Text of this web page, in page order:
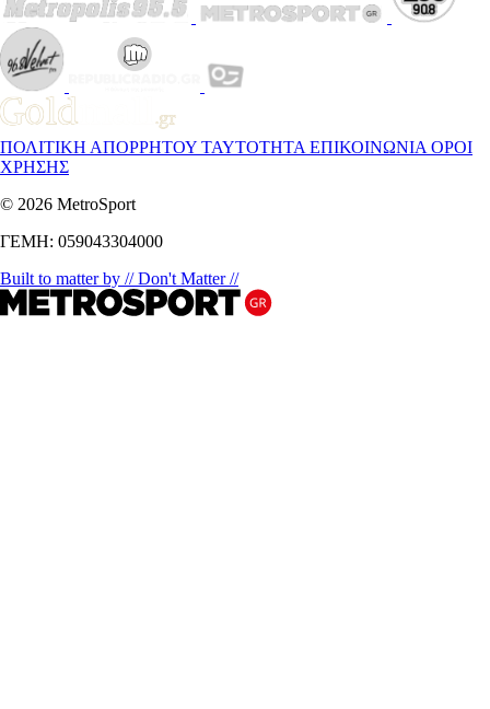
ΠΟΛΙΤΙΚΗ ΑΠΟΡΡΗΤΟΥ ΤΑΥΤΟΤΗΤΑ ΕΠΙΚΟΙΝΩΝΙΑ ΟΡΟΙ
ΧΡΗΣΗΣ
© 2026 MetroSport
ΓΕΜΗ: 059043304000
Built to matter by // Don't Matter //